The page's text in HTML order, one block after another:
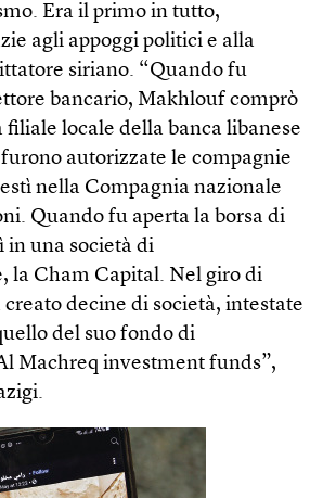
Era il primo in tutto,
agli appoggi politici e alla
siriano. “Quando fu
bancario, Makhlouf comprò
filiale locale della banca libanese
autorizzate le compagnie
nella Compagnia nazionale
Quando fu aperta la borsa di
in una società di
la Cham Capital. Nel giro di
decine di società, intestate
del suo fondo di
Machreq investment funds”,